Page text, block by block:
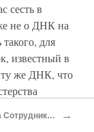
сесть в
не о ДНК на
для
известный в
ту же ДНК, что
пророк Илия
Обязательства Сотрудника Света →